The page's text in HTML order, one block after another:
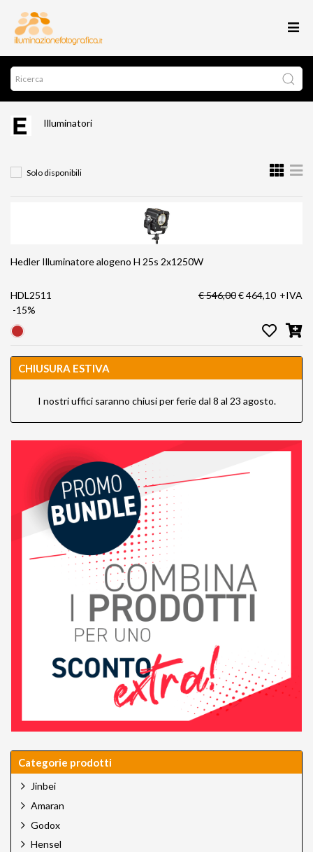
Illuminatori
Solo disponibili
Hedler Illuminatore alogeno H 25s 2x1250W
HDL2511
-15%
€ 546,00€ 464,10 +IVA
CHIUSURA ESTIVA
I nostri uffici saranno chiusi per ferie dal 8 al 23 agosto.
Categorie prodotti
Jinbei
Amaran
Godox
Hensel